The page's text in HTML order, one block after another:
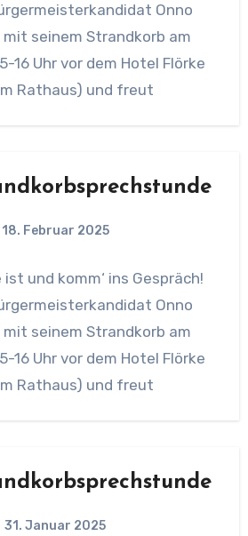
Onno
seinem Strandkorb am
16 Uhr vor dem Hotel Flörke
Rathaus) und freut
18. Februar 2025
und komm‘ ins Gespräch!
Onno
seinem Strandkorb am
16 Uhr vor dem Hotel Flörke
Rathaus) und freut
31. Januar 2025